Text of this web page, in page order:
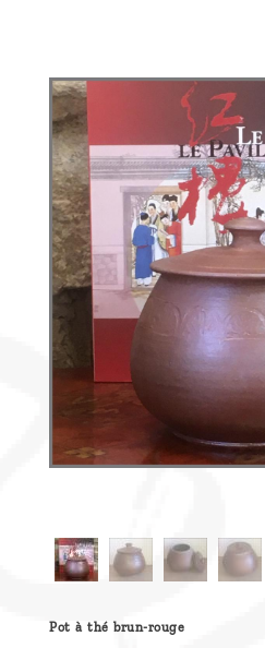
nous ?
Découvrir
le thé
Pu'Erh
Comment
infuser
votre thé
Contactez-
Pot à thé brun-rouge